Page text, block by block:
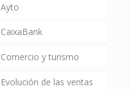
Ayto
CaixaBank
Comercio y turismo
Evolución de las ventas